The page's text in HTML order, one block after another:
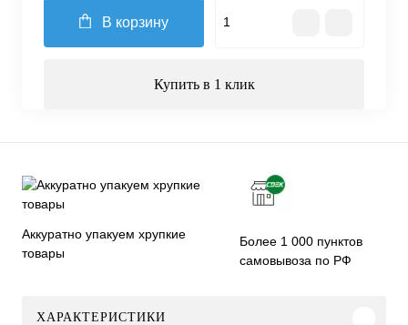
В корзину
Купить в 1 клик
Аккуратно упакуем хрупкие
товары
Более 1 000 пунктов
самовывоза по РФ
ХАРАКТЕРИСТИКИ